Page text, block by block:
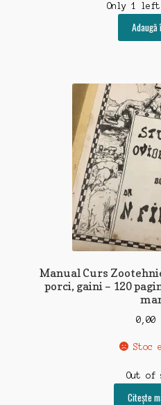
Only 1
Adaugă
Manual Curs
porci, gaini – 120
0,00
Stoc
Out of
Citește